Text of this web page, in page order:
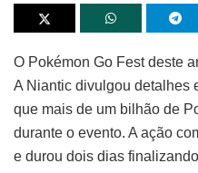
O Pokémon Go Fest deste
A Niantic divulgou detalhes
que mais de um bilhão de
durante o evento. A ação
e durou dois dias